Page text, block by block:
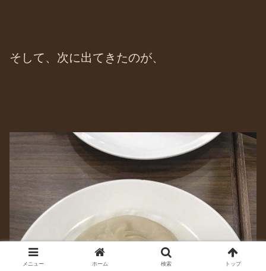
そして、次に出てきたのが、
メニュー ホーム 検索 トップ